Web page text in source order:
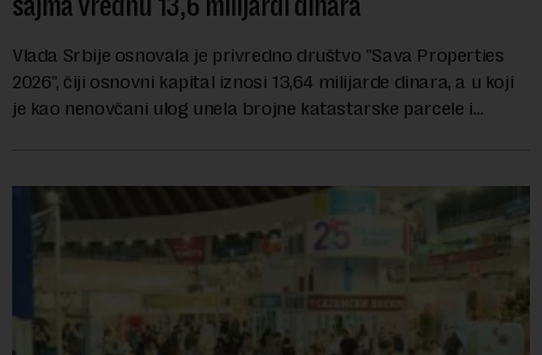
Vlada Srbije osnovala je privredno društvo "Sava Properties
2026", čiji osnovni kapital iznosi 13,64 milijarde dinara, a u koji
je kao nenovčani ulog unela brojne katastarske parcele i